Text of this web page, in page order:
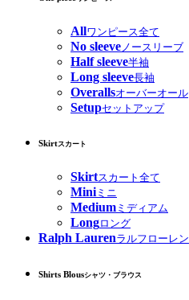
Allワンピース全て
No sleeve ノースリーブ
Half sleeve半袖
Long sleeve長袖
Overallsオーバーオール
Setupセットアップ
Skirtスカート
Skirtスカート全て
Miniミニ
Medium ミディアム
Longロング
Ralph Laurenラルフローレン
Shirts Blousシャツ・ブラウス